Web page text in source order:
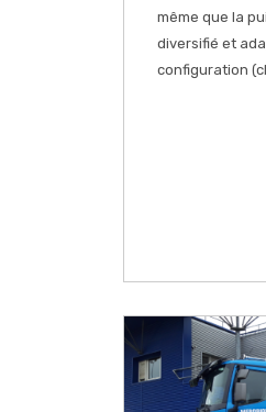
même que la
diversifié et
configuration